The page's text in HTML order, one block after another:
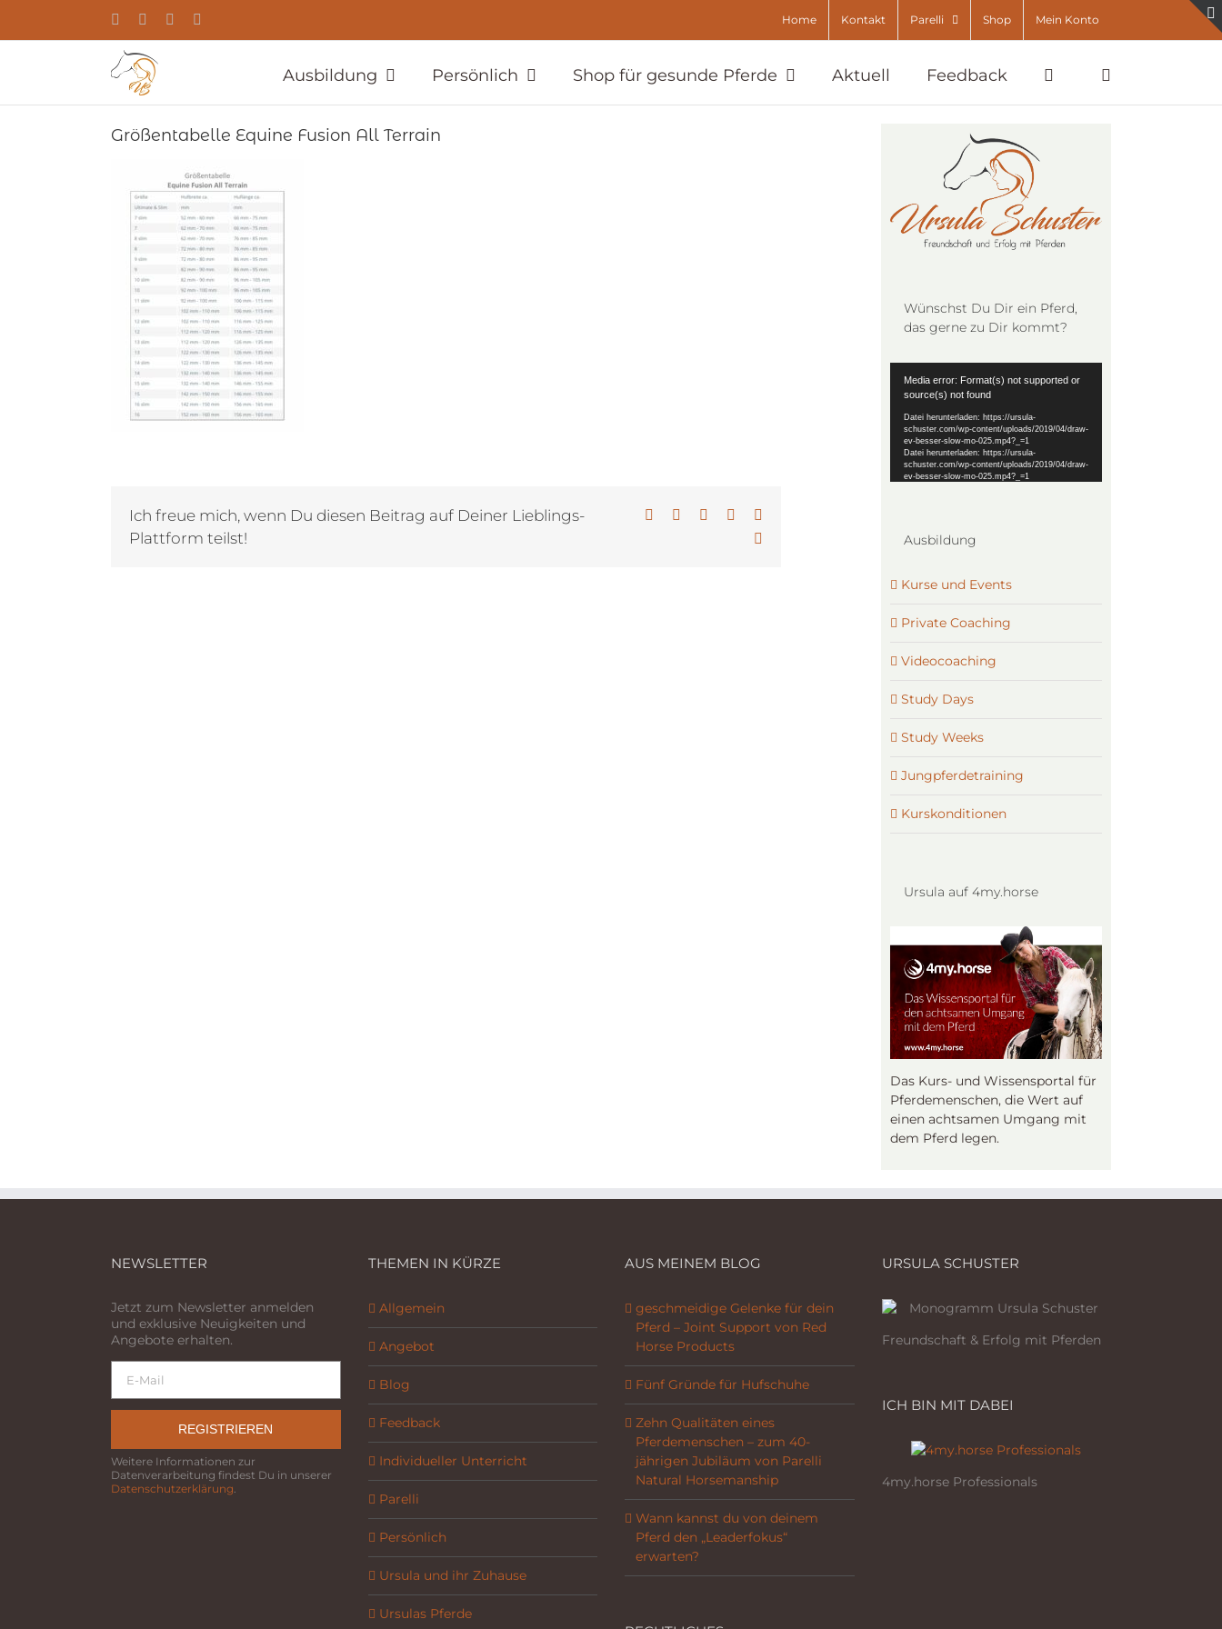
springen
YouTubeFacebookInstagram Home Kontakt Parelli Shop Mein Konto
Ausbildung Persönlich Shop für gesunde Pferde Aktuell Feedback
Größentabelle Equine Fusion All Terrain
Ich freue mich, wenn Du diesen Beitrag auf Deiner Lieblings-
Plattform teilst!
Facebook LinkedInWhatsApp
Wünschst Du Dir ein Pferd,
das gerne zu Dir kommt?
Player
Media error: Format(s) not supported or
source(s) not found
Datei herunterladen: https://ursula-
schuster.com/wp-content/uploads/2019/04/draw-
ev-besser-slow-mo-025.mp4?_=1
Datei herunterladen: https://ursula-
schuster.com/wp-content/uploads/2019/04/draw-
ev-besser-slow-mo-025.mp4?_=1
Ausbildung
Kurse und Events
Private Coaching
Videocoaching
Study Days
Study Weeks
Jungpferdetraining
Kurskonditionen
Ursula auf 4my.horse
Das Kurs- und Wissensportal für
Pferdemenschen, die Wert auf
einen achtsamen Umgang mit
dem Pferd legen.
NEWSLETTER
Jetzt zum Newsletter anmelden
und exklusive Neuigkeiten und
Angebote erhalten.
REGISTRIEREN
Weitere Informationen zur
Datenverarbeitung findest Du in unserer
Datenschutzerklärung
THEMEN IN KÜRZE
Allgemein
Angebot
Blog
Feedback
Individueller Unterricht
Parelli
Persönlich
Ursula und ihr Zuhause
Ursulas Pferde
AUS MEINEM BLOG
geschmeidige Gelenke für dein
Pferd – Joint Support von Red
Horse Products
Fünf Gründe für Hufschuhe
Zehn Qualitäten eines
Pferdemenschen – zum 40-
jährigen Jubiläum von Parelli
Natural Horsemanship
Wann kannst du von deinem
Pferd den „Leaderfokus“
erwarten?
URSULA SCHUSTER
Freundschaft & Erfolg mit Pferden
ICH BIN MIT DABEI
4my.horse Professionals